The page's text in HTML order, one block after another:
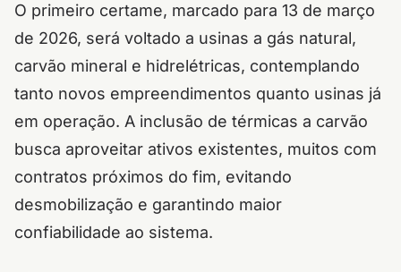
O primeiro certame, marcado para 13 de março
de 2026, será voltado a usinas a gás natural,
carvão mineral e hidrelétricas, contemplando
tanto novos empreendimentos quanto usinas já
em operação. A inclusão de térmicas a carvão
busca aproveitar ativos existentes, muitos com
contratos próximos do fim, evitando
desmobilização e garantindo maior
confiabilidade ao sistema.